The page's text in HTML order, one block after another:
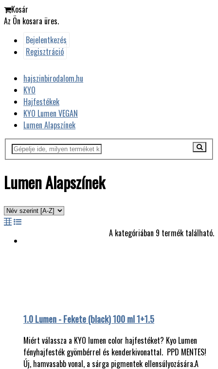
Kosár
Az Ön kosara üres.
Bejelentkezés
Regisztráció
hajszinbirodalom.hu
KYO
Hajfestékek
KYO Lumen VEGAN
Lumen Alapszínek
Lumen Alapszínek
A kategóriában 9 termék található.
1.0 Lumen - Fekete (black) 100 ml 1+1.5
Miért válassza a KYO lumen color hajfestéket? Kyo Lumen
fényhajfesték gyömbérrel és kenderkivonattal. PPD MENTES!
Új, hamvasabb vonal, a sárga pigmentek ellensúlyozására.A